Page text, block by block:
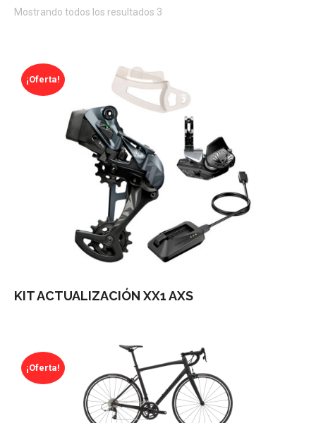
Mostrando todos los resultados 3
¡Oferta!
KIT ACTUALIZACIÓN XX1 AXS
¡Oferta!